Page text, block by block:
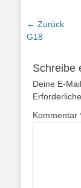
← Zurück
G18
Schreibe
Deine E-
Kommentar